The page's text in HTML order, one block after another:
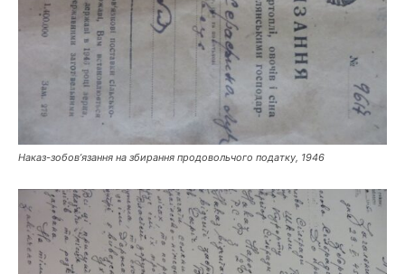
Наказ-зобов’язання на збирання продовольчого податку, 1946